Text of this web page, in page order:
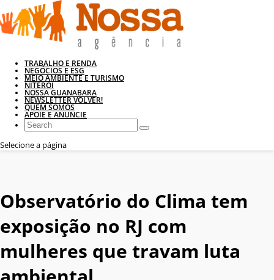
TRABALHO E RENDA
NEGÓCIOS E ESG
MEIO AMBIENTE E TURISMO
NITERÓI
NOSSA GUANABARA
NEWSLETTER VOLVER!
QUEM SOMOS
APOIE E ANUNCIE
Selecione a página
Observatório do Clima tem
exposição no RJ com
mulheres que travam luta